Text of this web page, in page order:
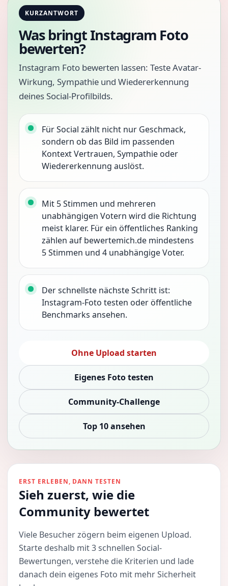
KURZANTWORT
Was bringt Instagram Foto
bewerten?
Instagram Foto bewerten lassen: Teste Avatar-
Wirkung, Sympathie und Wiedererkennung
deines Social-Profilbilds.
Für Social zählt nicht nur Geschmack,
sondern ob das Bild im passenden
Kontext Vertrauen, Sympathie oder
Wiedererkennung auslöst.
Mit 5 Stimmen und mehreren
unabhängigen Votern wird die Richtung
meist klarer. Für ein öffentliches Ranking
zählen auf bewertemich.de mindestens
5 Stimmen und 4 unabhängige Voter.
Der schnellste nächste Schritt ist:
Instagram-Foto testen oder öffentliche
Benchmarks ansehen.
Ohne Upload starten
Eigenes Foto testen
Community-Challenge
Top 10 ansehen
ERST ERLEBEN, DANN TESTEN
Sieh zuerst, wie die
Community bewertet
Viele Besucher zögern beim eigenen Upload.
Starte deshalb mit 3 schnellen Social-
Bewertungen, verstehe die Kriterien und lade
danach dein eigenes Foto mit mehr Sicherheit